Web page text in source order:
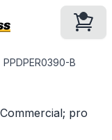
PPDPER0390-B
pro